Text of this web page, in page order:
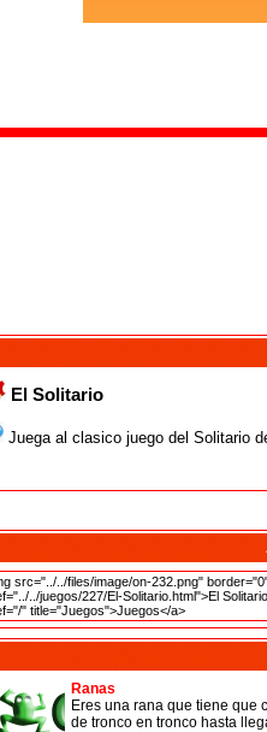
El Solitario
Juega al clasico juego del Solitario
Ranas
Eres una rana que tiene que
de tronco en tronco hasta